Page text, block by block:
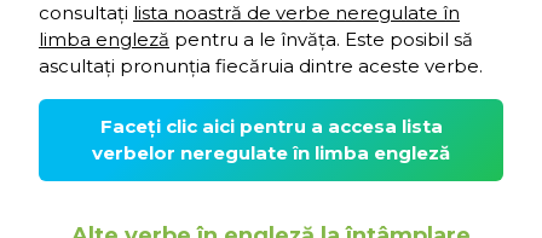
consultați lista noastră de verbe neregulate în
limba engleză pentru a le învăța. Este posibil să
ascultați pronunția fiecăruia dintre aceste verbe.
Faceți clic aici pentru a accesa lista
verbelor neregulate în limba engleză